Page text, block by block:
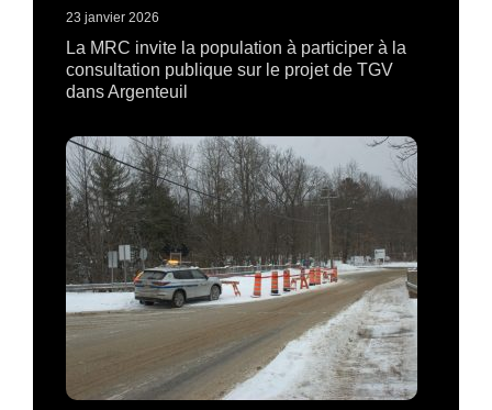
23 janvier 2026
La MRC invite la population à participer à la
consultation publique sur le projet de TGV
dans Argenteuil